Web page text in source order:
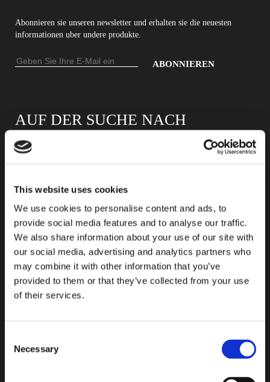
This website uses cookies
We use cookies to personalise content and ads, to
provide social media features and to analyse our traffic.
We also share information about your use of our site with
our social media, advertising and analytics partners who
may combine it with other information that you’ve
provided to them or that they’ve collected from your use
of their services.
Selection
Necessary
Abonnieren sie unseren newsletter und erhalten sie die neuesten
informationen uber undere produkte.
E-
E-
Mail-
um
unseren
Newsletter
zu
abonnieren
AUF DER SUCHE NACH
PRODUKTEN
HERKÖMMLICHE VERLEGUNG
ODER DO-IT-YOURSELF?